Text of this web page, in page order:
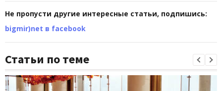
Не пропусти другие интересные статьи, подпишись:
bigmir)net в facebook
Статьи по теме